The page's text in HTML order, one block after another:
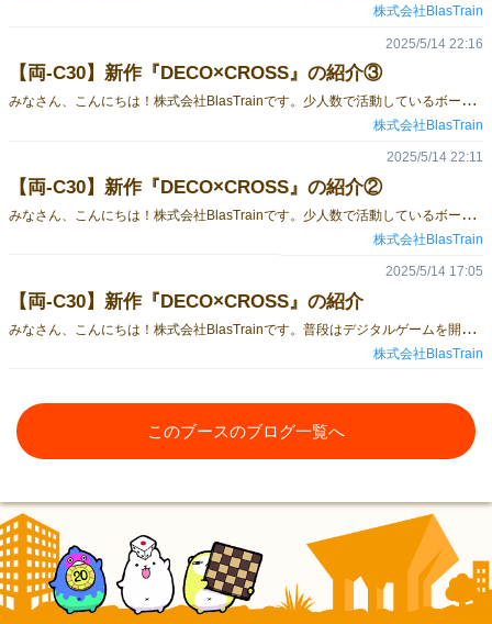
株式会社BlasTrain
【両-C30】新作『DECO×CROSS』の紹介③
み
なさん、こんにちは！株式会社BlasTrainです。少人数で活動しているボードゲーム部が、今回初出展をいたします！今回、頒布いたします『DECO×CROSS』の補足説明などをさせていただきます。■タイトルDECO×CROSS■プレイ人数２～４人■プレイ時間１５～３０分■対象年齢７歳～ 詳細な説明はこちら！■補足説明など『DECO×CROSS』に含まれるチップは、裏表でそれぞれデザインを変えてあります。拡張ルールの能力用のデザインにはなるのですが、なんと！ それを利用して２箱購入すると８人でのプレイも可能です！！ただし、８人プレイですと対戦を加速させるための「１周目ルール（すでに置かれているチップの周囲にしか置けない）」のせいで、最初の方のプレイヤーのチップが周囲を囲まれてしまうことにより、マイナスが強制されてしまいます。そのあたりを整備した多人数プレイ用のルールや、チーム戦ルールなどの拡張要素を今後の展開として考えています。※ルールなどは無料配布予定興味がありましたら、ぜひX（旧Twitter）などのフォローをよろしくお願いいたします！また５人くらいであれば、プレイ感はそこまで変わらないので、４人じゃ足りないよ！という人は、ぜひ２箱目のご購入をご検討ください！予約フォームはこちら！https://forms.gle/zi6jhMQYcZHhSRhM6締切は、5/16終日中までとなります。※先行予約の方から、BlasTrainのノベルティグッズを無料でプレゼントいたします。※得点一覧に一部エラーがあり、訂正用の得点一覧のペーパーおよび得点一覧カードに貼り付けるシールをお渡しいたします。
2025/5/14 22:16
株式会社BlasTrain
【両-C30】新作『DECO×CROSS』の紹介②
み
なさん、こんにちは！株式会社BlasTrainです。少人数で活動しているボードゲーム部が、今回初出展をいたします！今回、頒布いたします『DECO×CROSS』の補足説明などをさせていただきます。■タイトルDECO×CROSS■プレイ人数２～４人■プレイ時間１５～３０分■対象年齢７歳～ 詳細な説明はこちら！■補足説明など『DECO×CROSS』は、アブストラクトなゲームな為、２人ではかなりガチでの対戦になります！ボード配置が代わる性質上、まったく同じ状況にはなりづらいですが、先攻、後攻で有利差などを感じた場合は、初期得点を付与する（囲碁でいうコミ）など、ご調整を行ってください 気になった方はぜひお手にとって見てください！予約フォームはこちら！https://forms.gle/zi6jhMQYcZHhSRhM6締切は、5/16終日中までとなります。※先行予約の方から、BlasTrainのノベルティグッズを無料でプレゼントいたします。※得点一覧に一部エラーがあり、訂正用の得点一覧のペーパーおよび得点一覧カードに貼り付けるシールをお渡しいたします。
2025/5/14 22:11
株式会社BlasTrain
【両-C30】新作『DECO×CROSS』の紹介
み
なさん、こんにちは！株式会社BlasTrainです。普段はデジタルゲームを開発・運用しているBlasTrainですが、会社内のボードゲーム部として、今回ゲームマーケットに出店させていただくことになりました！少人数で行っている活動ですが、頑張って継続してまいりますので応援よろしくお願いいたします。さっそくですが今回、初出店にあたり持ち込む新作について紹介します！■タイトルDECO×CROSS■プレイ人数２～４人■プレイ時間１５～３０分■対象年齢７歳～■説明書説明書はこちら得点一覧はこちら ■内容『DECO×CROSS』はボードにチップを配置していき、得点を競い合うアブストラクトな対戦パズルゲームです１．各プレイヤーはそれぞれボードを１枚と３６枚のチップを持ちます２．スタートプレイヤー（最初にチップを置く人）からボードを配置します３．ボードは既におかれているボードに重なっておらず、１マス以上接していればどのような形でも配置できます４．すべてのボードが配置された後、スタートプレイヤーから好きな箇所にチップを１枚配置します ５．１周目限定で、全員すでにおかれているチップの周囲にしかチップを置くことができません６．２周目以降は自由配置となり、ボードに１枚ずつチップを置いていきながら、より大きい形を作成して高得点を目指します７．全員がすべてのチップを配置し終えたらゲーム終了です。得点計算をして最も高得点のプレイヤーが勝利します ■こんなところがおすすめ①わかりやすくシンプルなルール！②２人でのガチバトルだけでなく、複数人でワイワイガヤガヤとプレイすることも可能！気になった方はぜひお手にとって見てください！予約フォームはこちら！https://forms.gle/zi6jhMQYcZHhSRhM6締切は、5/16終日中までとなります。※先行予約の方から、BlasTrainのノベルティグッズを無料でプレゼントいたします。※得点一覧に一部エラーがあり、訂正用の得点一覧のペーパーおよび得点一覧カードに貼り付けるシールをお渡しいたします。■余談『DECO×CROSS』は中の人が昔作ったゲーム（非売品・非公開）を再デザインしたボードゲームです。せっかくなので多くの人に触れてもらいたいという思いからこの度、頒布へと至りました。たくさんの人に楽しんでいただけると幸いです。 当日はこちらでお待ちしております！
2025/5/14 17:05
株式会社BlasTrain
このブースのブログ一覧へ